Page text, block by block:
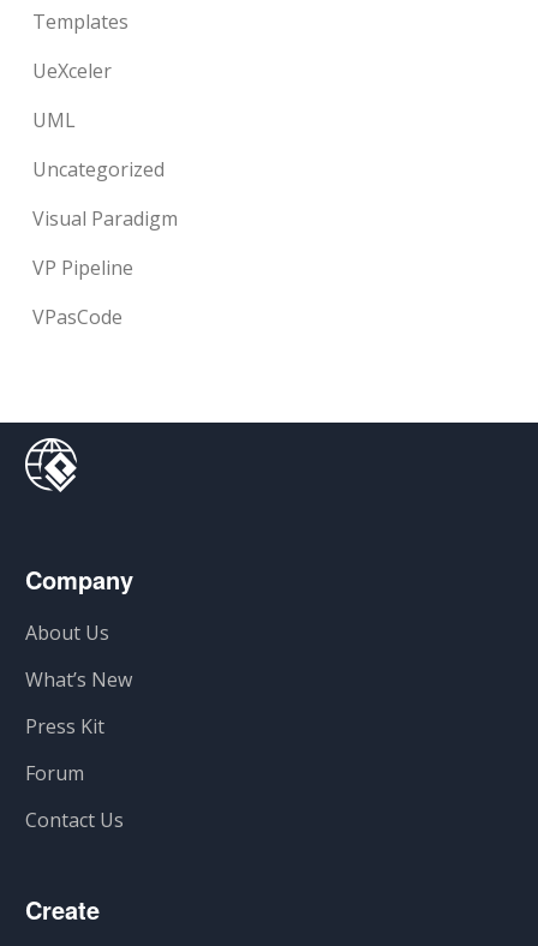
Templates
UeXceler
UML
Uncategorized
Visual Paradigm
VP Pipeline
VPasCode
Company
About Us
What’s New
Press Kit
Forum
Contact Us
Create